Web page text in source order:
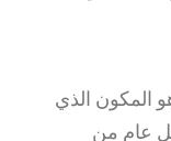
المكون الذي
عام من